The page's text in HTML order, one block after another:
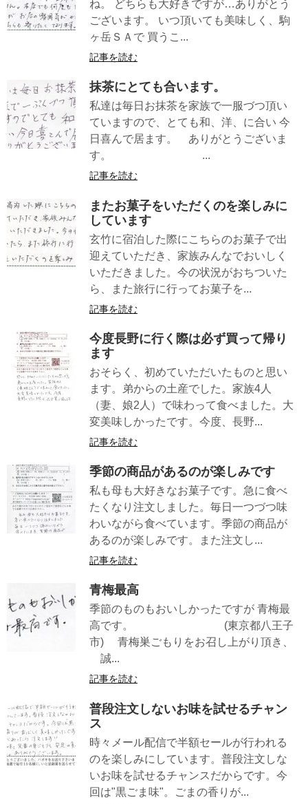
ね。 どちらも大好きですが…ありがとう
ございます。 いつ頂いても美味しく、駒
ヶ岳ＳＡで 買うこ...
記事を読む
抹茶にとても合います。
私達は毎日お抹茶を家族で一服づつ頂い
ていますので、とても和、洋、に合い 今
日喜んで居ます。 ありがとうございま
す。 ...
記事を読む
またお菓子をいただくのを楽しみに
しています
玄竹に宿泊した際にこちらのお菓子で出
迎えていただき、家族みんなでおいしく
いただきました。今の状況がおちついた
ら、また旅行に行ってお菓子を...
記事を読む
今度長野に行く際は必ず買って帰り
ます
おそらく、初めていただいたものと思い
ます。弟からの土産でした。家族4人
（妻、娘2人）で味わって食べました。大
変美味しかったです。今度、長野...
記事を読む
季節の商品があるのが楽しみです
私も母も大好きなお菓子です。急に食べ
たくなり注文しました。毎日一つづつ味
わいながら食べています。季節の商品が
あるのが楽しみです。また注文し...
記事を読む
青梅最高
季節のものもおいしかったですが 青梅最
高です。 (東京都八王子
市) 青梅巣ごもりをお召し上がり頂き、
誠...
記事を読む
普段注文しないお味を試せるチャン
ス
時々メール配信で半額セールが行われる
のを楽しみにしています。普段注文しな
いお味を試せるチャンスだからです。今
回は"黒ごま味"。ごまの香りが...